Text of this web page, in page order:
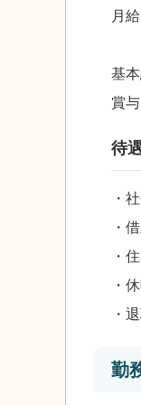
月
基
賞
待
・
・
・
・
・
勤